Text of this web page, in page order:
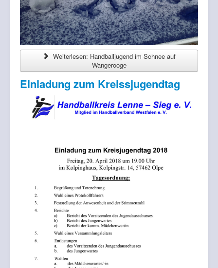
Weiterlesen: Handballjugend im Schnee auf
Wangerooge
Einladung zum Kreissjugendtag